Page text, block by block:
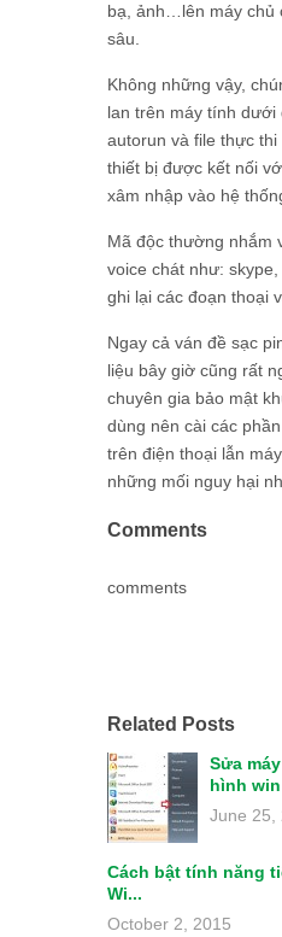
bạ, ảnh…lên máy chủ
sâu.
Không những vậy,
lan trên máy tính dưới
autorun và file thực
thiết bị được kết nối
xâm nhập vào hệ
Mã độc thường nhắm
voice chát như:
ghi lại các đoạn thoại
Ngay cả ván đề sạc
liệu bây giờ cũng rất
chuyên gia bảo mật
dùng nên cài các
trên điện thoại lẫn
những mối nguy hại
Comments
comments
Related Posts
Sửa
hình
June 25,
Cách bật tính năng
Wi...
October 2, 2015